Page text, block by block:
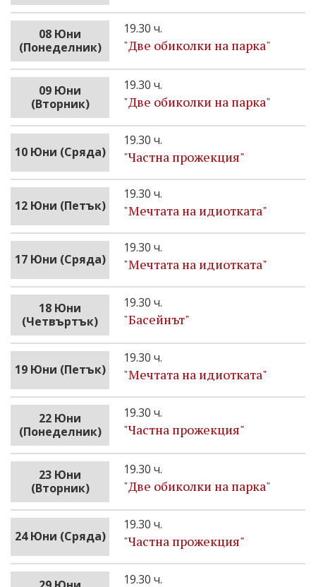
08 Юни
(Понеделник)
19.30 ч.
"Две обиколки на парка"
09 Юни
(Вторник)
19.30 ч.
"Две обиколки на парка"
10 Юни (Сряда)
19.30 ч.
"Частна прожекция"
12 Юни (Петък)
19.30 ч.
"Мечтата на идиотката"
17 Юни (Сряда)
19.30 ч.
"Мечтата на идиотката"
18 Юни
(Четвъртък)
19.30 ч.
"Басейнът"
19 Юни (Петък)
19.30 ч.
"Мечтата на идиотката"
22 Юни
(Понеделник)
19.30 ч.
"Частна прожекция"
23 Юни
(Вторник)
19.30 ч.
"Две обиколки на парка"
24 Юни (Сряда)
19.30 ч.
"Частна прожекция"
19.30 ч.